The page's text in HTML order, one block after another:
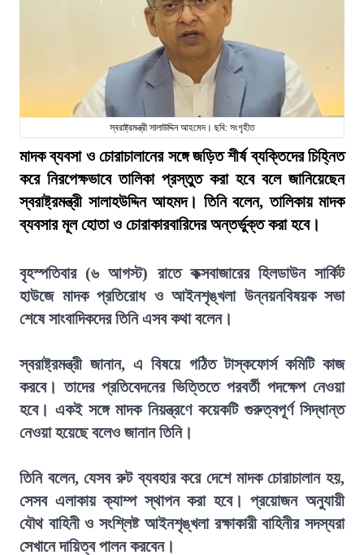
স্বরাষ্ট্রমন্ত্রী সালাউদ্দিন আহমেদ। ছবি: সংগৃহীত
মাদক ব্যবসা ও চোরাচালানের সঙ্গে জড়িত শীর্ষ ব্যক্তিদের চিহ্নিত
করে নিরপেক্ষভাবে তালিকা প্রস্তুত করা হবে বলে জানিয়েছেন
স্বরাষ্ট্রমন্ত্রী সালাহউদ্দিন আহমদ। তিনি বলেন, তালিকায় মাদক
ব্যবসার মূল হোতা ও চোরাকারবারিদের অন্তর্ভুক্ত করা হবে।
বৃহস্পতিবার (৬ আগস্ট) রাতে কক্সবাজারের হিলডাউন সার্কিট
হাউজে মাদক প্রতিরোধ ও আইনশৃঙ্খলা উন্নয়নবিষয়ক সভা
শেষে সাংবাদিকদের তিনি এসব কথা বলেন।
স্বরাষ্ট্রমন্ত্রী জানান, এ বিষয়ে গঠিত টাস্কফোর্স কমিটি কাজ
করবে। তাদের প্রতিবেদনের ভিত্তিতে পরবর্তী পদক্ষেপ নেওয়া
হবে। একই সঙ্গে মাদক নিয়ন্ত্রণে কয়েকটি গুরুত্বপূর্ণ সিদ্ধান্ত
নেওয়া হয়েছে বলেও জানান তিনি।
তিনি বলেন, যেসব রুট ব্যবহার করে দেশে মাদক চোরাচালান হয়,
সেসব এলাকায় ক্যাম্প স্থাপন করা হবে। প্রয়োজন অনুযায়ী
যৌথ বাহিনী ও সংশ্লিষ্ট আইনশৃঙ্খলা রক্ষাকারী বাহিনীর সদস্যরা
সেখানে দায়িত্ব পালন করবেন।